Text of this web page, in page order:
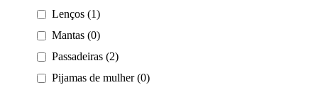
Lenços (1)
Mantas (0)
Passadeiras (2)
Pijamas de mulher (0)